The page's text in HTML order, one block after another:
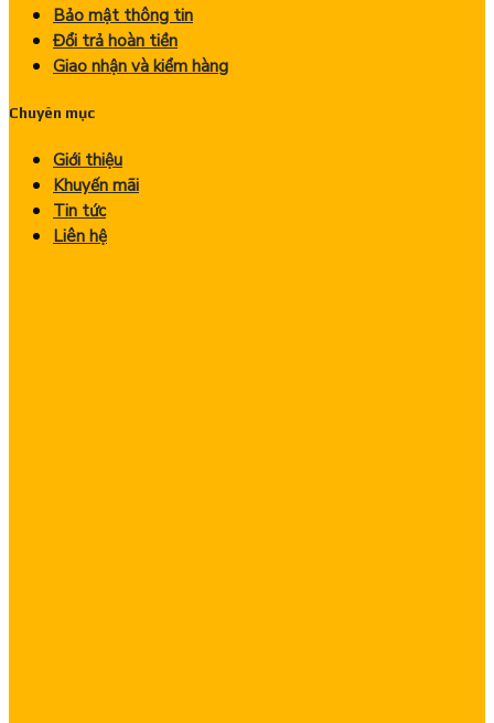
Bảo mật thông tin
Đổi trả hoàn tiền
Giao nhận và kiểm hàng
Chuyên mục
Giới thiệu
Khuyến mãi
Tin tức
Liên hệ